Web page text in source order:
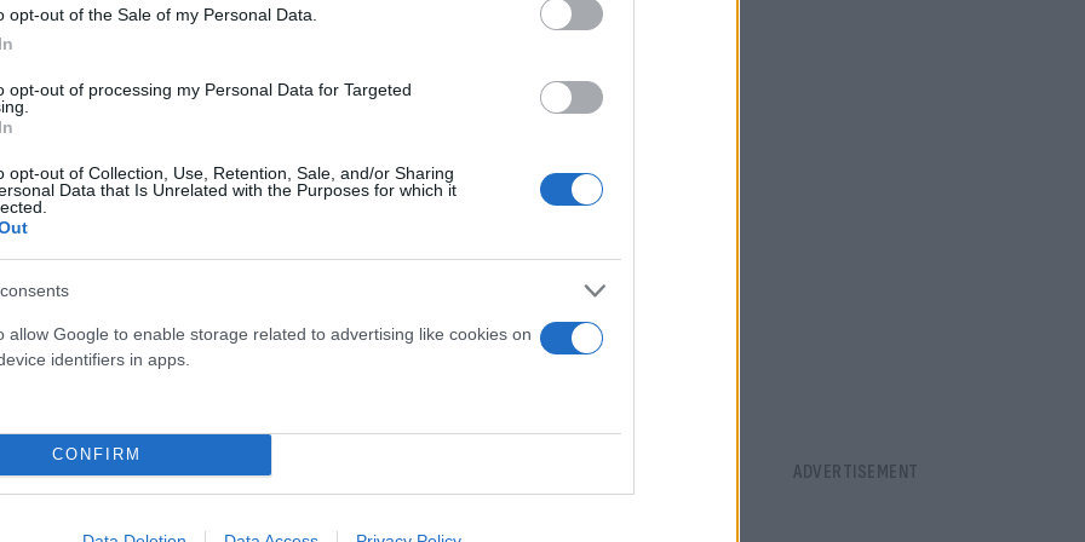
opt-out of the Sale of my Personal Data.
opt-out of processing my Personal Data for Targeted
opt-out of Collection, Use, Retention, Sale, and/or Sharing
Data that Is Unrelated with the Purposes for which it
allow Google to enable storage related to advertising like cookies on
identifiers in apps.
CONFIRM
σε μια κακώς συγχρονισμένη και χωρίς ουσία ψηφοφορία
Νο1 χορηγό της τρομοκρατίας παγκοσμίως ότι οι Ηνωμένες
ότι πρέπει να σταματήσω, προσφέροντας έτσι βοήθεια και
με τους Δημοκρατικούς και το Ιράν ρώτησε τους
μόλις έκαναν τη δουλειά μου πιο δύσκολη, αλλά
εγώ πάντα ολοκληρώνω αυτό που ξεκινώ!».